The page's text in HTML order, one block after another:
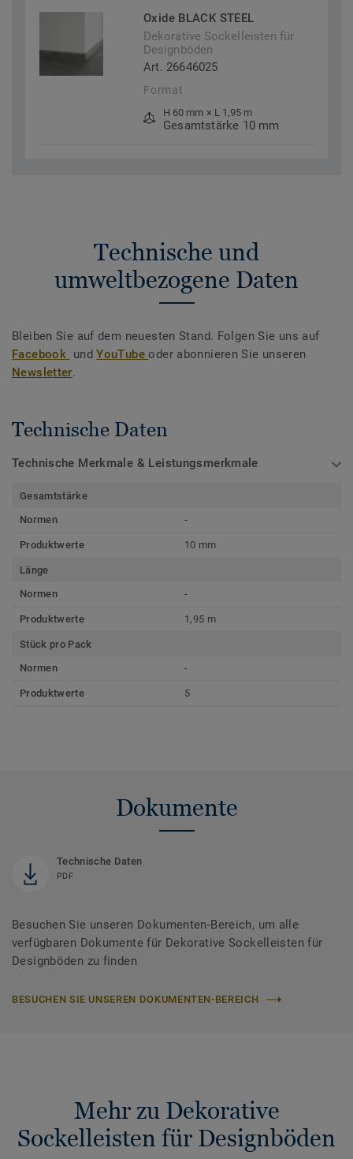
Oxide BLACK STEEL
Dekorative Sockelleisten für
Designböden
Art. 26646025
Format
H 60 mm × L 1,95 m
Gesamtstärke 10 mm
Technische und
umweltbezogene Daten
Bleiben Sie auf dem neuesten Stand. Folgen Sie uns auf
Facebook undYouTubeoder abonnieren Sie unseren
Newsletter.
Technische Daten
Technische Merkmale & Leistungsmerkmale
Gesamtstärke
Normen
-
Produktwerte 10 mm
Länge
Normen
-
Produktwerte 1,95 m
Stück pro Pack
Normen
-
Produktwerte 5
Dokumente
Technische Daten
PDF
Besuchen Sie unseren Dokumenten-Bereich, um alle
verfügbaren Dokumente für Dekorative Sockelleisten für
Designböden zu finden
BESUCHEN SIE UNSEREN DOKUMENTEN-BEREICH
Mehr zu Dekorative
Sockelleisten für Designböden